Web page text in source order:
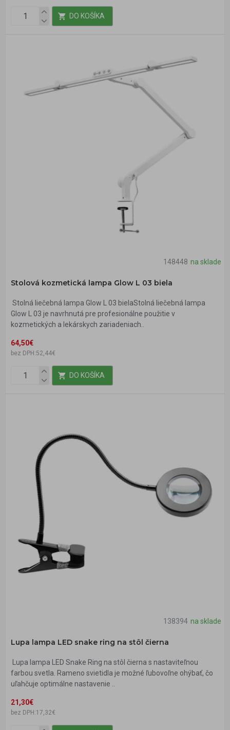
DO KOŠÍKA
148448 na sklade
Stolová kozmetická lampa Glow L 03 biela
Stolná liečebná lampa Glow L 03 bielaStolná liečebná lampa
Glow L 03 je navrhnutá pre profesionálne použitie v
kozmetických a lekárskych zariadeniach..
64,50€
bez DPH:52,44€
DO KOŠÍKA
138394 na sklade
Lupa lampa LED snake ring na stôl čierna
Lupa lampa LED Snake Ring na stôl čierna s nastaviteľnou
farbou svetla. Rameno svietidla je možné ľubovoľne ohýbať, čo
uľahčuje optimálne nastavenie ..
21,30€
bez DPH:17,32€